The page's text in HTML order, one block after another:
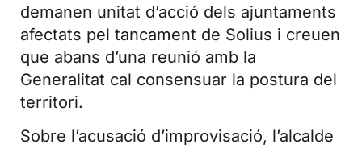
demanen unitat d’acció dels ajuntaments
afectats pel tancament de Solius i creuen
que abans d’una reunió amb la
Generalitat cal consensuar la postura del
territori.
Sobre l’acusació d’improvisació, l’alcalde